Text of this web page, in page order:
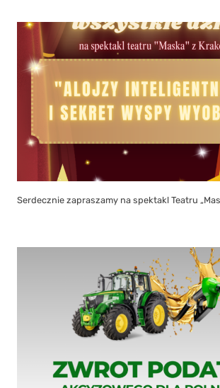
Serdecznie zapraszamy na spektakl Teatru